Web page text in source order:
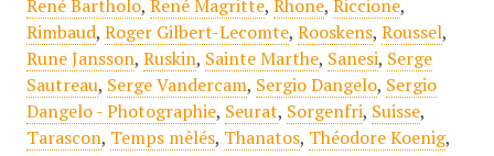
René Bartholo, René Magritte, Rhone, Riccione,
Rimbaud, Roger Gilbert-Lecomte, Rooskens, Roussel,
Rune Jansson, Ruskin, Sainte Marthe, Sanesi, Serge
Sautreau, Serge Vandercam, Sergio Dangelo, Sergio
Dangelo - Photographie, Seurat, Sorgenfri, Suisse,
Tarascon, Temps mêlés, Thanatos, Théodore Koenig,